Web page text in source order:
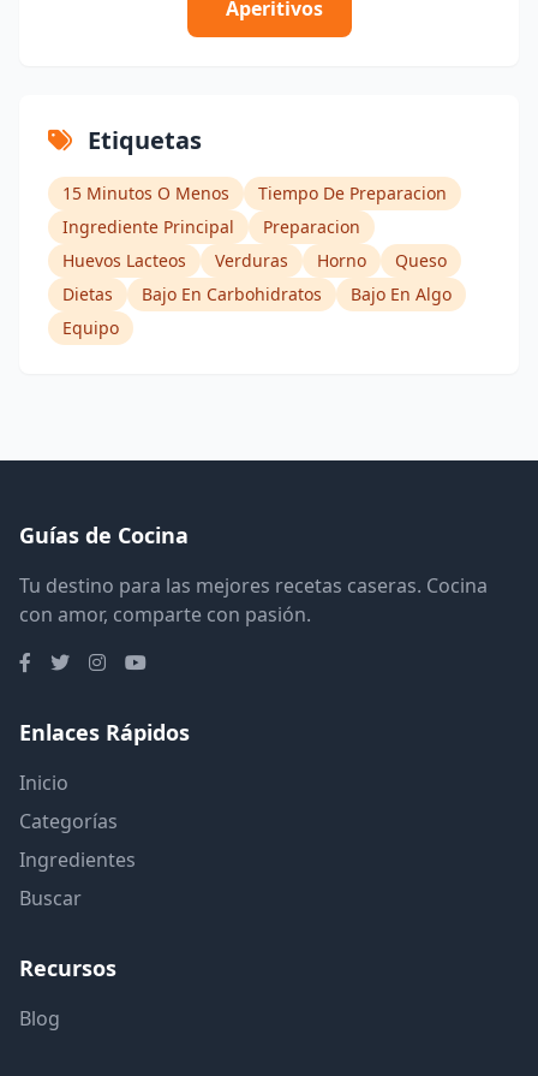
Aperitivos
Etiquetas
15 Minutos O Menos
Tiempo De Preparacion
Ingrediente Principal
Preparacion
Huevos Lacteos
Verduras Horno
Queso
Dietas
Bajo En Carbohidratos
Bajo En Algo
Equipo
Guías de Cocina
Tu destino para las mejores recetas caseras. Cocina
con amor, comparte con pasión.
Enlaces Rápidos
Inicio
Categorías
Ingredientes
Buscar
Recursos
Blog